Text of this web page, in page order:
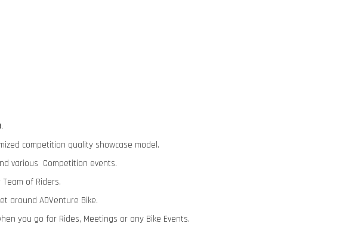
.
competition quality showcase model.
various Competition events.
of Riders.
around ADVenture Bike.
you go for Rides, Meetings or any Bike Events.